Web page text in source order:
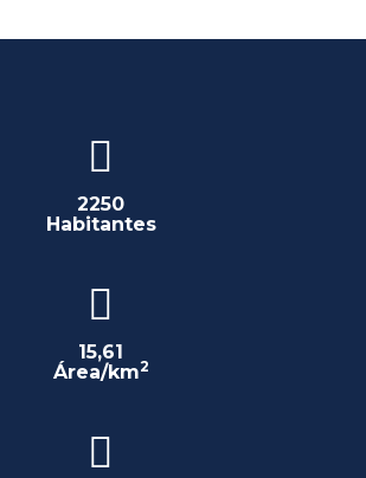
2250
Habitantes
15,61
Área/km2